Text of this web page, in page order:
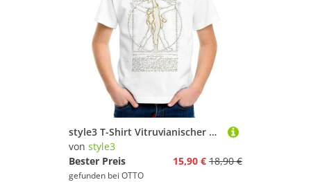
style3 T-Shirt Vitruvianischer Kampfsportler karate judo jiu jitsu
von style3
Bester Preis
15,90 € 18,90 €
gefunden bei OTTO